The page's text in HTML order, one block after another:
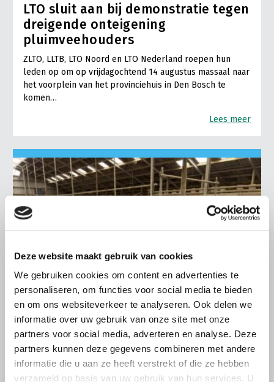
Deze website maakt gebruik van cookies
We gebruiken cookies om content en advertenties te
personaliseren, om functies voor social media te bieden
en om ons websiteverkeer te analyseren. Ook delen we
informatie over uw gebruik van onze site met onze
partners voor social media, adverteren en analyse. Deze
partners kunnen deze gegevens combineren met andere
informatie die u aan ze heeft verstrekt of die ze hebben
verzameld op basis van uw gebruik van hun services. U
LTO sluit aan bij demonstratie tegen
dreigende onteigening
pluimveehouders
ZLTO, LLTB, LTO Noord en LTO Nederland roepen hun
leden op om op vrijdagochtend 14 augustus massaal naar
het voorplein van het provinciehuis in Den Bosch te
komen…
Lees meer
LTO LOBBY
6 AUGUSTUS 2026